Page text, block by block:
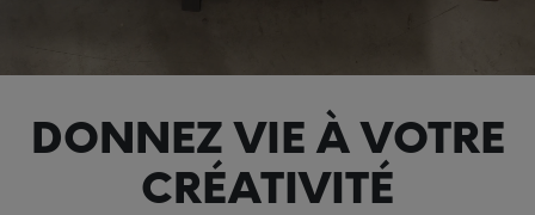
DONNEZ VIE À VOTRE
CRÉATIVITÉ